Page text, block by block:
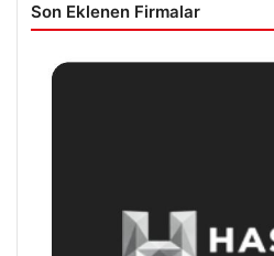
Son Eklenen Firmalar